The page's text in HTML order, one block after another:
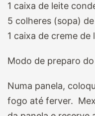
1 caixa de leite
5 colheres (sopa)
1 caixa de creme de
Modo de preparo
Numa panela,
fogo até ferver.